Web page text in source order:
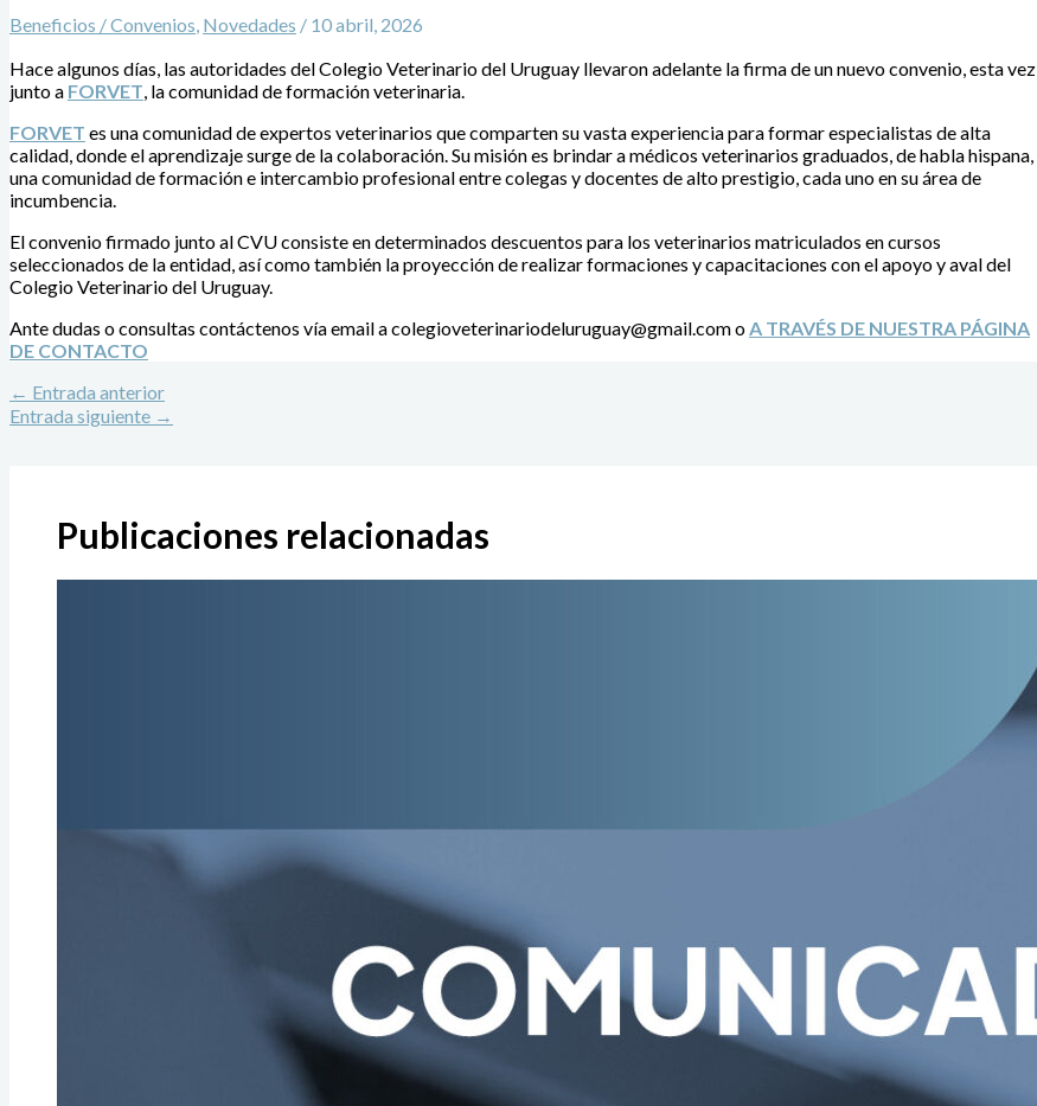
Beneficios / Convenios, Novedades / 10 abril, 2026
Hace algunos días, las autoridades del Colegio Veterinario del Uruguay llevaron adelante la firma de un nuevo convenio, esta vez
junto a FORVET, la comunidad de formación veterinaria.
FORVET es una comunidad de expertos veterinarios que comparten su vasta experiencia para formar especialistas de alta
calidad, donde el aprendizaje surge de la colaboración. Su misión es brindar a médicos veterinarios graduados, de habla hispana,
una comunidad de formación e intercambio profesional entre colegas y docentes de alto prestigio, cada uno en su área de
incumbencia.
El convenio firmado junto al CVU consiste en determinados descuentos para los veterinarios matriculados en cursos
seleccionados de la entidad, así como también la proyección de realizar formaciones y capacitaciones con el apoyo y aval del
Colegio Veterinario del Uruguay.
Ante dudas o consultas contáctenos vía email acolegioveterinariodeluruguay@gmail.comoA TRAVÉS DE NUESTRA PÁGINA
DE CONTACTO
← Entrada anterior
Entrada siguiente →
Publicaciones relacionadas